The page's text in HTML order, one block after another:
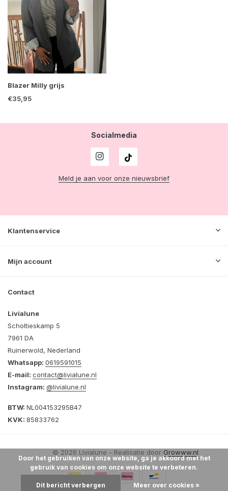
Blazer Milly grijs
€35,95
Socialmedia
Meld je aan voor onze nieuwsbrief
Klantenservice
Mijn account
Contact
Livialune
Scholtieskamp 5
7961 DA
Ruinerwold, Nederland
Whatsapp: 0619591015
E-mail: contact@livialune.nl
Instagram: @livialune.nl
BTW: NL004153295B47
KVK: 85833762
© 2026 Livialune - Realisatie door Growww.nl
Door het gebruiken van onze website, ga je akkoord met het
gebruik van cookies om onze website te verbeteren.
Dit bericht verbergen Meer over cookies »